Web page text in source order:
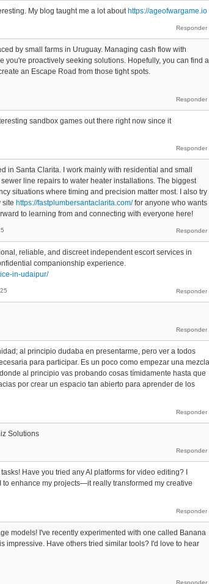
My blog taught me a lot about https://ageofwargame.io
by small farms in Uruguay. Managing cash flow with
you're proactively seeking solutions. Hopefully, you can find a
an Escape Road from those tight spots.
sandbox games out there right now since it
in Santa Clarita. I work mainly with residential and small
line repairs to water heater installations. The biggest
situations where timing and precision matter most. I also try
site https://fastplumbersantaclarita.com/for anyone who wants
to learning from and connecting with everyone here!
reliable, and discreet independent escort services in
companionship experience.
in-udaipur/
al principio dudaba en presentarme, pero ver a todos
para participar. Es un poco como empezar una mezcla
al principio vas probando cosas tímidamente hasta que
por crear un espacio tan abierto para aprender de los
Solutions
Have you tried any AI platforms for video editing? I
enhance my projects—it really transformed my creative
models! I've recently experimented with one called Banana
impressive. Have others tried similar tools? I'd love to hear